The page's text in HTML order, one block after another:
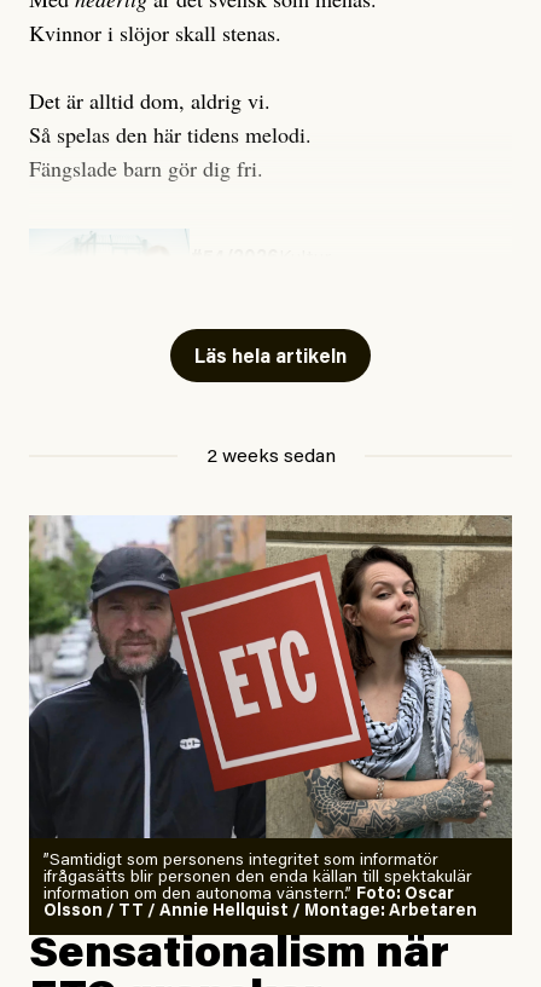
Kvinnor i slöjor skall stenas.
Det är alltid dom, aldrig vi.
Så spelas den här tidens melodi.
Fängslade barn gör dig fri.
Läs hela artikeln
2 weeks sedan
”Samtidigt som personens integritet som informatör
ifrågasätts blir personen den enda källan till spektakulär
information om den autonoma vänstern.” Foto: Oscar
Olsson / TT / Annie Hellquist / Montage: Arbetaren
Sensationalism när